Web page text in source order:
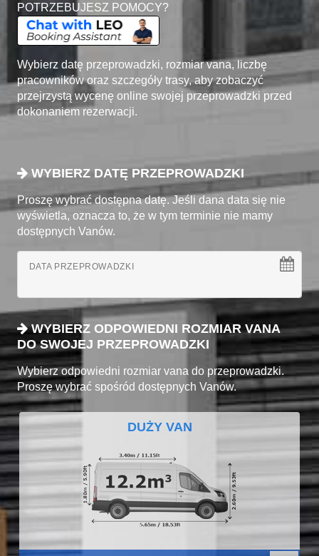
POTRZEBUJESZ POMOCY?
Wybierz datę przeprowadzki, rozmiar vana, liczbę
pracowników oraz szczegóły trasy, aby zobaczyć
przejrzystą wycenę online swojej przeprowadzki przed
dokonaniem rezerwacji.
WYBIERZ DATĘ PRZEPROWADZKI
Proszę wybrać dostępna datę. Jeśli dana data się nie
wyświetla, oznacza to, że w tym terminie nie mamy
dostępnych Vanów.
DATA PRZEPROWADZKI
WYBIERZ ODPOWIEDNI ROZMIAR VANA
DO SWOJEJ PRZEPROWADZKI
Wybierz odpowiedni rozmiar vana do przeprowadzki.
Proszę wybrać spośród dostępnych Vanów.
DUŻY VAN